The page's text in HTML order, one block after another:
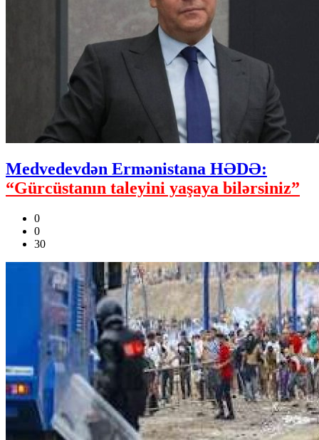
Medvedevdən Ermənistana HƏDƏ:
“Gürcüstanın taleyini yaşaya bilərsiniz”
0
0
30